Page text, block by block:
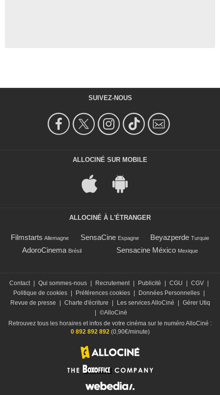
SUIVEZ-NOUS
ALLOCINÉ SUR MOBILE
ALLOCINÉ À L'ÉTRANGER
Filmstarts Allemagne SensaCine Espagne Beyazperde Turquie
AdoroCinema Brésil Sensacine México Mexique
Contact Qui sommes-nous Recrutement Publicité CGU CGV
Politique de cookies
Préférences cookies Données Personnelles
Revue de presse
Charte d'écriture Les services AlloCiné
Gérer Utiq
©AlloCiné
Retrouvez tous les horaires et infos de votre cinéma sur le numéro AlloCiné :
0 892 892 892(0,90€/minute)